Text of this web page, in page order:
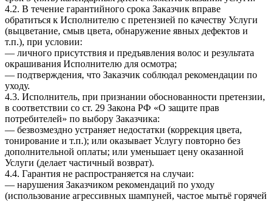
4.2. В течение гарантийного срока Заказчик вправе
обратиться к Исполнителю с претензией по качеству Услуги
(выцветание, смыв цвета, обнаружение явных дефектов и
т.п.), при условии:
— личного присутствия и предъявления волос и результата
окрашивания Исполнителю для осмотра;
— подтверждения, что Заказчик соблюдал рекомендации по
уходу.
4.3. Исполнитель, при признании обоснованности претензии,
в соответствии со ст. 29 Закона РФ «О защите прав
потребителей» по выбору Заказчика:
— безвозмездно устраняет недостатки (коррекция цвета,
тонирование и т.п.); или оказывает Услугу повторно без
дополнительной оплаты; или уменьшает цену оказанной
Услуги (делает частичный возврат).
4.4. Гарантия не распространяется на случаи:
— нарушения Заказчиком рекомендаций по уходу
(использование агрессивных шампуней, частое мытьё горячей